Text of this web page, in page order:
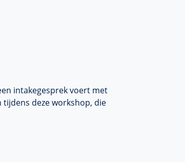
intakegesprek voert met
deze workshop, die